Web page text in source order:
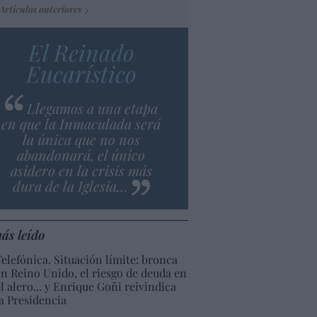
Artículos anteriores
El Reinado
Eucarístico
Llegamos a una etapa
en que la Inmaculada será
la única que no nos
abandonará, el único
asidero en la crisis más
dura de la Iglesia…
leído
Situación límite: bronca
Reino Unido, el riesgo de deuda en
alero... y Enrique Goñi reivindica
Presidencia